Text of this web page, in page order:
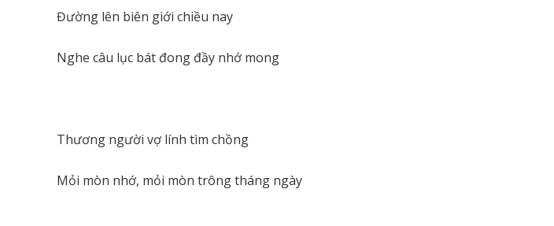
Đường lên biên giới chiều nay
Nghe câu lục bát đong đầy nhớ mong
Thương người vợ lính tìm chồng
Mỏi mòn nhớ, mỏi mòn trông tháng ngày